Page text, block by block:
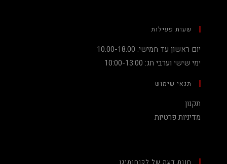
שעות פעילות
יום ראשון עד חמישי: 10:00-18:00
ימי שישי וערבי חג: 10:00-13:00
תנאי שימוש
תקנון
מדיניות פרטיות
חוות דעת של לקוחותינו